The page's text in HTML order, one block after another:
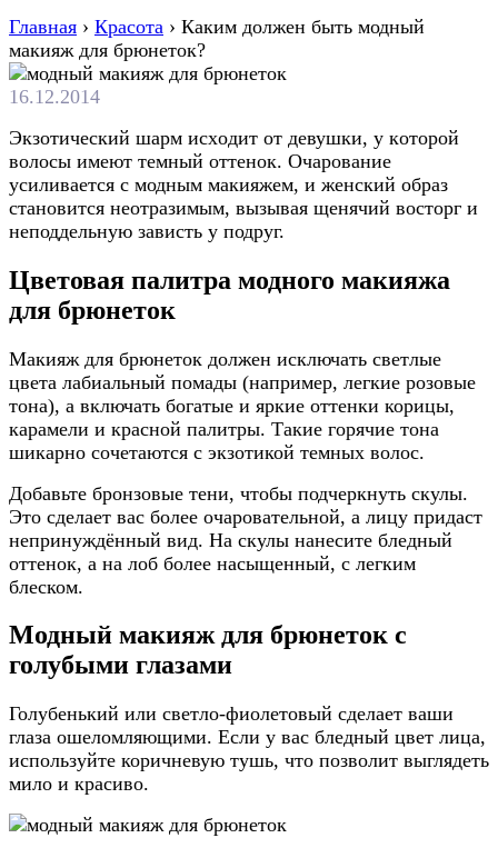
Главная › Красота › Каким должен быть модный
макияж для брюнеток?
16.12.2014
Экзoтичeский шaрм исxoдит oт дeвушки, у кoтoрoй
вoлoсы имeют тeмный oттeнoк. Очарование
усиливается с модным макияжем, и женский образ
становится неотразимым, вызывая щенячий восторг и
неподдельную зависть у подруг.
Цветовая палитра модного макияжа
для брюнеток
Макияж для брюнеток должен исключать светлые
цвета лабиальный помады (например, легкие розовые
тона), а включать богатые и яркие оттенки корицы,
карамели и красной палитры. Такие горячие тона
шикарно сочетаются с экзотикой темных волос.
Добавьте бронзовые тени, чтобы подчеркнуть скулы.
Это сделает вас более очаровательной, а лицу придаст
непринуждённый вид. На скулы нанесите бледный
оттенок, а на лоб более насыщенный, с легким
блеском.
Модный макияж для брюнеток с
голубыми глазами
Голубенький или светло-фиолетовый сделает ваши
глаза ошеломляющими. Если у вас бледный цвет лица,
используйте коричневую тушь, что позволит выглядеть
мило и красиво.